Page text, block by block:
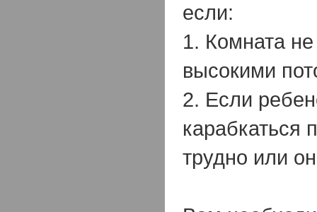
если:
1. Комната не
высокими
2. Если
карабкаться
трудно или